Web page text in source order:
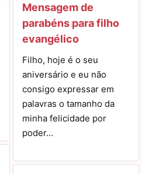
Mensagem de
parabéns para filho
evangélico
Filho, hoje é o seu
aniversário e eu não
consigo expressar em
palavras o tamanho da
minha felicidade por
poder…